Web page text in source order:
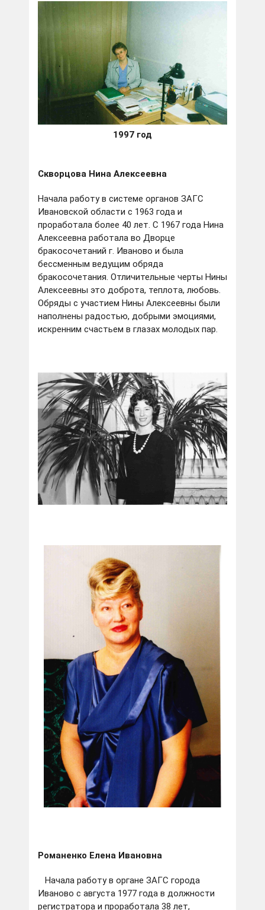
1997 год
Скворцова Нина Алексеевна
Начала работу в системе органов ЗАГС
Ивановской области с 1963 года и
проработала более 40 лет. С 1967 года Нина
Алексеевна работала во Дворце
бракосочетаний г. Иваново и была
бессменным ведущим обряда
бракосочетания. Отличительные черты Нины
Алексеевны это доброта, теплота, любовь.
Обряды с участием Нины Алексеевны были
наполнены радостью, добрыми эмоциями,
искренним счастьем в глазах молодых пар.
Романенко Елена Ивановна
Начала работу в органе ЗАГС города
Иваново с августа 1977 года в должности
регистратора и проработала 38 лет,